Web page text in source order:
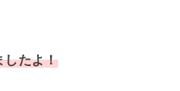
したよ！